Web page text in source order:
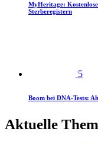
MyHeritage:
Sterberegistern
5
Boom bei DNA-Tests:
Aktuelle